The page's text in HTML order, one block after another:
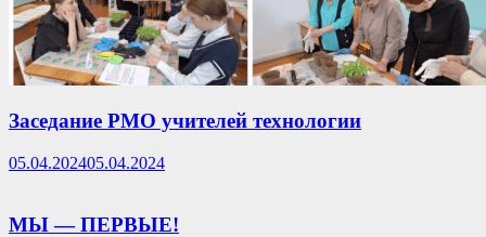
Заседание РМО учителей технологии
05.04.202405.04.2024
МЫ — ПЕРВЫЕ!